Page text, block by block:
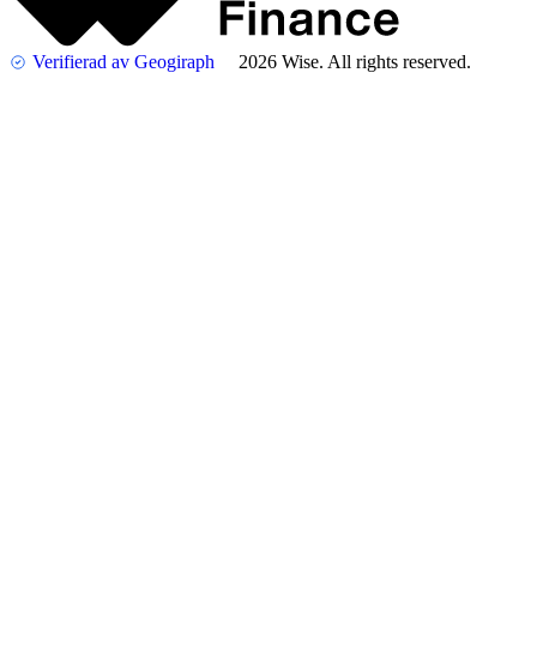
Verifierad av Geogiraph 2026 Wise. All rights reserved.